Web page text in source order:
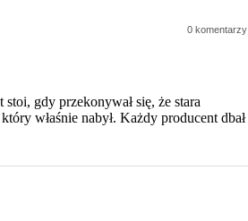
0 komentarzy
gdy przekonywał się, że stara
właśnie nabył. Każdy producent dbał